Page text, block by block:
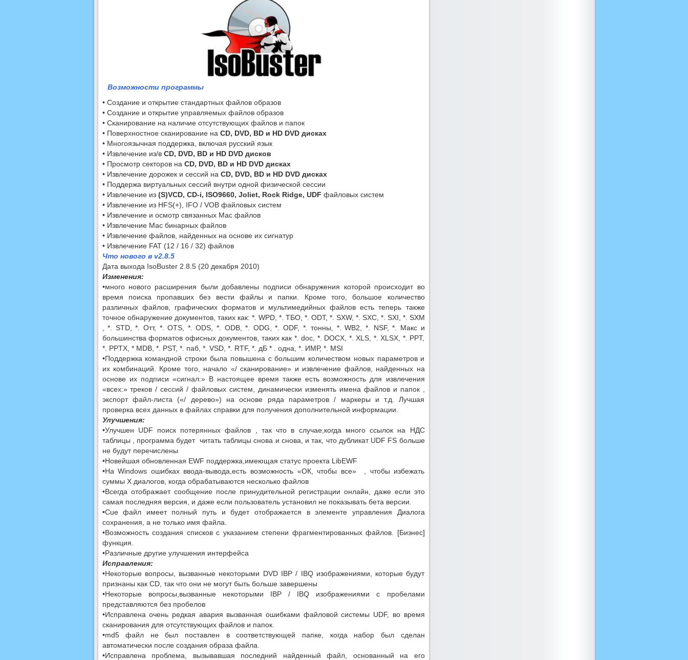
Возможности программы
• Создание и открытие стандартных файлов образов
• Создание и открытие управляемых файлов образов
• Сканирование на наличие отсутствующих файлов и папок
• Поверхностное сканирование на CD, DVD, BD и HD DVD дисках
• Многоязычная поддержка, включая русский язык
• Извлечение из/в CD, DVD, BD и HD DVD дисков
• Просмотр секторов на CD, DVD, BD и HD DVD дисках
• Извлечение дорожек и сессий на CD, DVD, BD и HD DVD дисках
• Поддержа виртуальных сессий внутри одной физической сессии
• Извлечение из (S)VCD, CD-i, ISO9660, Joliet, Rock Ridge, UDF файловых систем
• Извлечение из HFS(+), IFO / VOB файловых систем
• Извлечение и осмотр связанных Mac файлов
• Извлечение Mac бинарных файлов
• Извлечение файлов, найденных на основе их сигнатур
• Извлечение FAT (12 / 16 / 32) файлов
Что нового в v2.8.5
Дата выхода IsoBuster 2.8.5 (20 декабря 2010)
Изменения:
•много нового расширения были добавлены подписи обнаружения которой происходит во
время поиска пропавших без вести файлы и папки. Кроме того, большое количество
различных файлов, графических форматов и мультимедийных файлов есть теперь также
точное обнаружение документов, таких как: *. WPD, *. ТБО, *. ODT, *. SXW, *. SXC, *. SXI, *. SXM
, *. STD, *. Отт, *. OTS, *. ODS, *. ODB, *. ODG, *. ODF, *. тонны, *. WB2, *. NSF, *. Макс и
большинства форматов офисных документов, таких как *. doc, *. DOCX, *. XLS, *. XLSX, *. PPT,
*. PPTX, * MDB, *. PST, *. паб, *. VSD, *. RTF, *. дБ * . одна, *. ИМР, *. MSI
•Поддержка командной строки была повышена с большим количеством новых параметров и
их комбинаций. Кроме того, начало «/ сканирование» и извлечение файлов, найденных на
основе их подписи «сигнал:» В настоящее время также есть возможность для извлечения
«всех:» треков / сессий / файловых систем, динамически изменять имена файлов и папок ,
экспорт файл-листа («/ дерево») на основе ряда параметров / маркеры и т.д. Лучшая
проверка всех данных в файлах справки для получения дополнительной информации.
Улучшения:
•Улучшен UDF поиск потерянных файлов , так что в случае,когда много ссылок на НДС
таблицы , программа будет читать таблицы снова и снова, и так, что дубликат UDF FS больше
не будут перечислены
•Новейшая обновленная EWF поддержка,имеющая статус проекта LibEWF
•На Windows ошибках ввода-вывода,есть возможность «ОК, чтобы все» , чтобы избежать
суммы Х диалогов, когда обрабатываются несколько файлов
•Всегда отображает сообщение после принудительной регистрации онлайн, даже если это
самая последняя версия, и даже если пользователь установил не показывать бета версии.
•Cue файл имеет полный путь и будет отображается в элементе управления Диалога
сохранения, а не только имя файла.
•Возможность создания списков с указанием степени фрагментированных файлов. [Бизнес]
функция.
•Различные другие улучшения интерфейса
Исправления:
•Некоторые вопросы, вызванные некоторыми DVD IBP / IBQ изображениями, которые будут
признаны как CD, так что они не могут быть больше завершены
•Некоторые вопросы,вызванные некоторыми IBP / IBQ изображениями с пробелами
представляются без пробелов
•Исправлена ​​очень редкая авария вызванная ошибками файловой системы UDF, во время
сканирования для отсутствующих файлов и папок.
•md5 файл не был поставлен в соответствующей папке, когда набор был сделан
автоматически после создания образа файла.
•Исправлена ​​проблема, вызывавшая последний найденный файл, основанный на его